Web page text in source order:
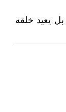
يعيد خلقه